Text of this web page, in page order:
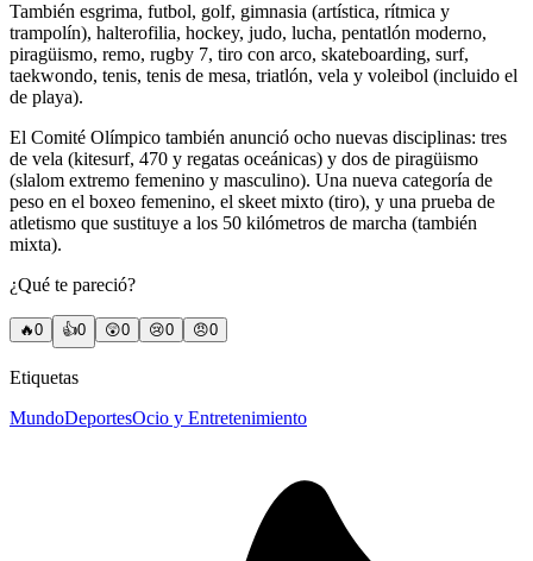
También esgrima, futbol, golf, gimnasia (artística, rítmica y
trampolín), halterofilia, hockey, judo, lucha, pentatlón moderno,
piragüismo, remo, rugby 7, tiro con arco, skateboarding, surf,
taekwondo, tenis, tenis de mesa, triatlón, vela y voleibol (incluido el
de playa).
El Comité Olímpico también anunció ocho nuevas disciplinas: tres
de vela (kitesurf, 470 y regatas oceánicas) y dos de piragüismo
(slalom extremo femenino y masculino). Una nueva categoría de
peso en el boxeo femenino, el skeet mixto (tiro), y una prueba de
atletismo que sustituye a los 50 kilómetros de marcha (también
mixta).
¿Qué te pareció?
🔥0 👍0 😲0 😢0 😠0
Etiquetas
MundoDeportesOcio y Entretenimiento